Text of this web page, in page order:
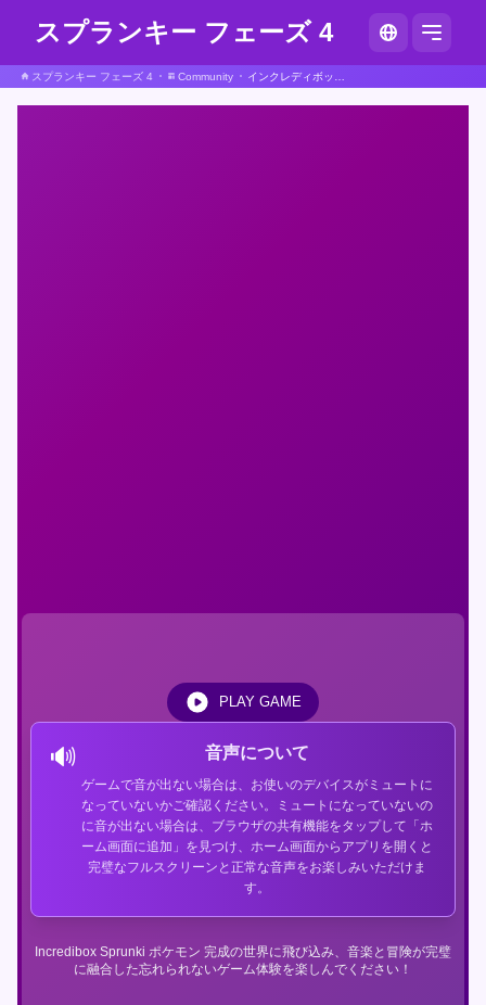
スプランキー フェーズ 4
スプランキー フェーズ 4 Community
Incredibox Sprunki ポケモン 完成の世界に飛び込み、音楽と冒険が完璧
に融合した忘れられないゲーム体験を楽しんでください！
🔊 音声について
ゲームで音が出ない場合は、お使いのデバイスがミュートに
なっていないかご確認ください。ミュートになっていないの
に音が出ない場合は、ブラウザの共有機能をタップして「ホ
ーム画面に追加」を見つけ、ホーム画面からアプリを開くと
完璧なフルスクリーンと正常な音声をお楽しみいただけま
す。
PLAY GAME